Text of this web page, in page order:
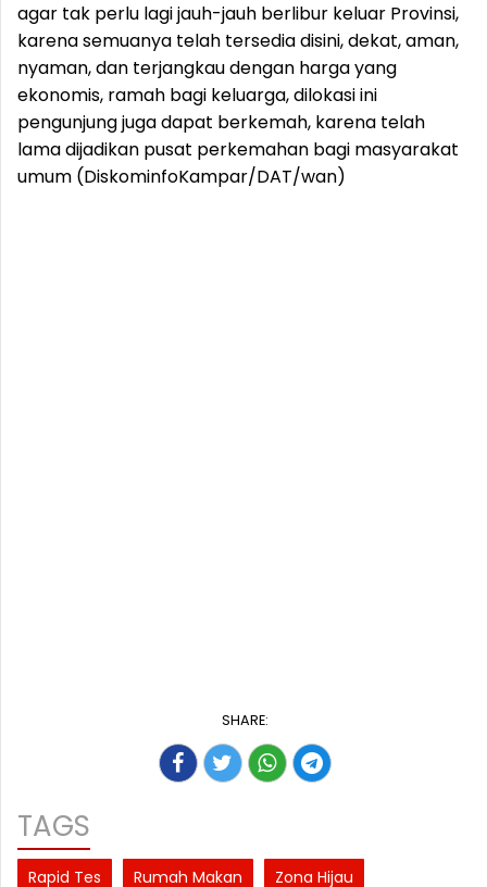
agar tak perlu lagi jauh-jauh berlibur keluar Provinsi,
karena semuanya telah tersedia disini, dekat, aman,
nyaman, dan terjangkau dengan harga yang
ekonomis, ramah bagi keluarga, dilokasi ini
pengunjung juga dapat berkemah, karena telah
lama dijadikan pusat perkemahan bagi masyarakat
umum (DiskominfoKampar/DAT/wan)
SHARE:
TAGS
Rapid Tes Rumah Makan Zona Hijau